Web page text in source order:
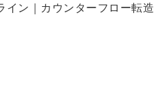
イン｜カウンターフロー転造